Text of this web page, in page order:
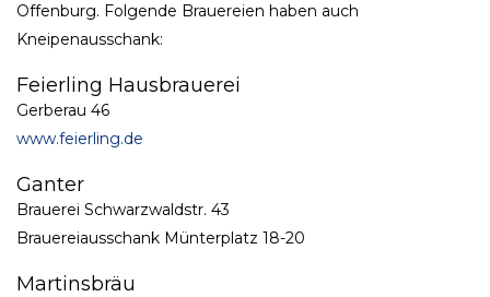
Offenburg. Folgende Brauereien haben auch
Kneipenausschank:
Feierling Hausbrauerei
Gerberau 46
www.feierling.de
Ganter
Brauerei Schwarzwaldstr. 43
Brauereiausschank Münterplatz 18-20
Martinsbräu